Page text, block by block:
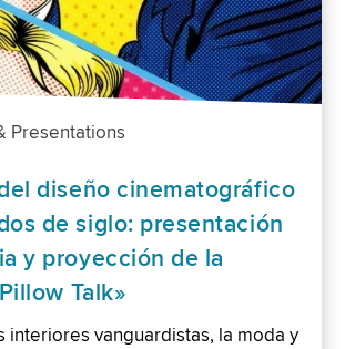
Presentations
diseño cinematográfico
de siglo: presentación
y proyección de la
Talk»
interiores vanguardistas, la moda y